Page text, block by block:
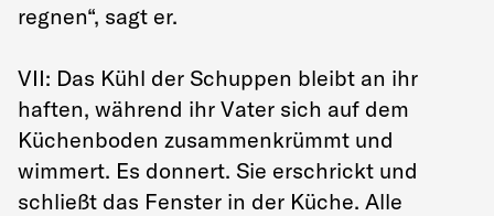
regnen“, sagt er.
VII: Das Kühl der Schuppen bleibt an ihr
haften, während ihr Vater sich auf dem
Küchenboden zusammenkrümmt und
wimmert. Es donnert. Sie erschrickt und
schließt das Fenster in der Küche. Alle